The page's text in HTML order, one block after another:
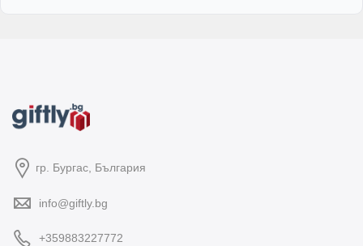
гр. Бургас, България
info@giftly.bg
+359883227772